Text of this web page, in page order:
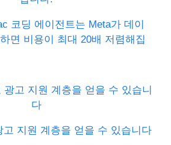
코딩 에이전트는 Meta가 데이
면 비용이 최대 20배 저렴해집
고 지원 계층을 얻을 수 있습니다